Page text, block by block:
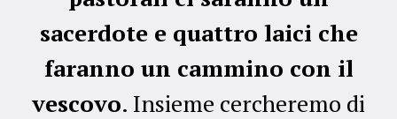
sacerdote e quattro laici che
faranno un cammino con il
vescovo. Insieme cercheremo di